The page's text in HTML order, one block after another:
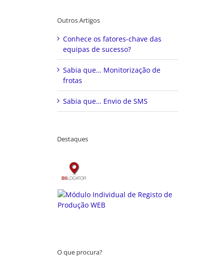
Outros Artigos
Conhece os fatores-chave das
equipas de sucesso?
Sabia que… Monitorização de
frotas
Sabia que… Envio de SMS
Destaques
O que procura?